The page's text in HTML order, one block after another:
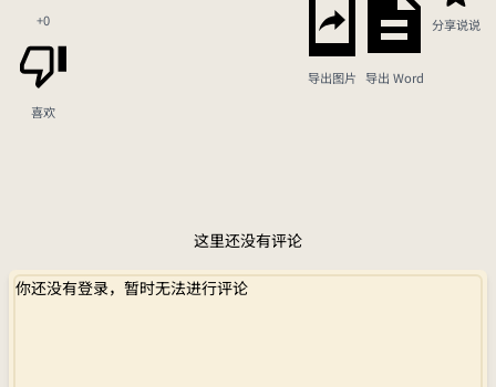
+0
喜欢
导出图片 导出 Word
分享说说
这里还没有评论
你还没有登录，暂时无法进行评论